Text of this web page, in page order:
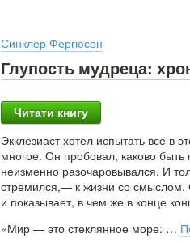
Синклер Фергюсон
Глупость мудреца:
Читати книгу
Экклезиаст хотел испытать все в
многое. Он пробовал, каково
неизменно разочаровывался. И
стремился,— к жизни со смыслом.
и показывает, в чем же в конце
«Мир — это стеклянное море: …